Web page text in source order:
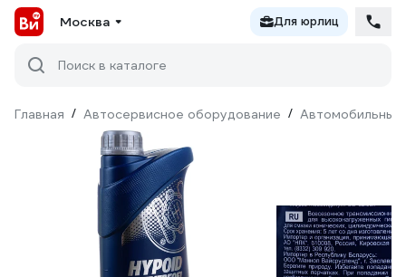
Москва Для юрлиц
Поиск в каталоге
Главная / Автосервисное оборудование / Автомобильные